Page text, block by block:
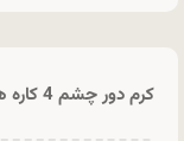
کرم دور چشم 4 کاره هیالوسنس رویوال